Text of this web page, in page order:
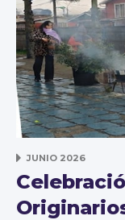
JUNIO 2026